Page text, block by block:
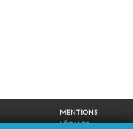
MENTIONS
LÉGALES